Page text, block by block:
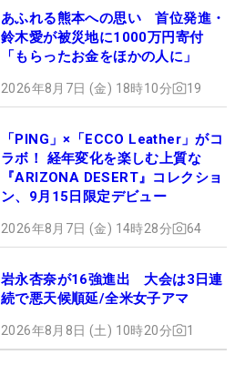
あふれる熊本への思い 首位発進・
鈴木愛が被災地に1000万円寄付
「もらったお金をほかの人に」
2026年8月7日 (金) 18時10分 19
「PING」×「ECCO Leather」がコ
ラボ！ 経年変化を楽しむ上質な
『ARIZONA DESERT』コレクショ
ン、9月15日限定デビュー
2026年8月7日 (金) 14時28分 64
岩永杏奈が16強進出 大会は3日連
続で悪天候順延/全米女子アマ
2026年8月8日 (土) 10時20分 1